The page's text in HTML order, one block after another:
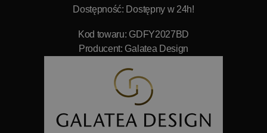
Dostępność: Dostępny w 24h!
Kod towaru: GDFY2027BD
Producent: Galatea Design